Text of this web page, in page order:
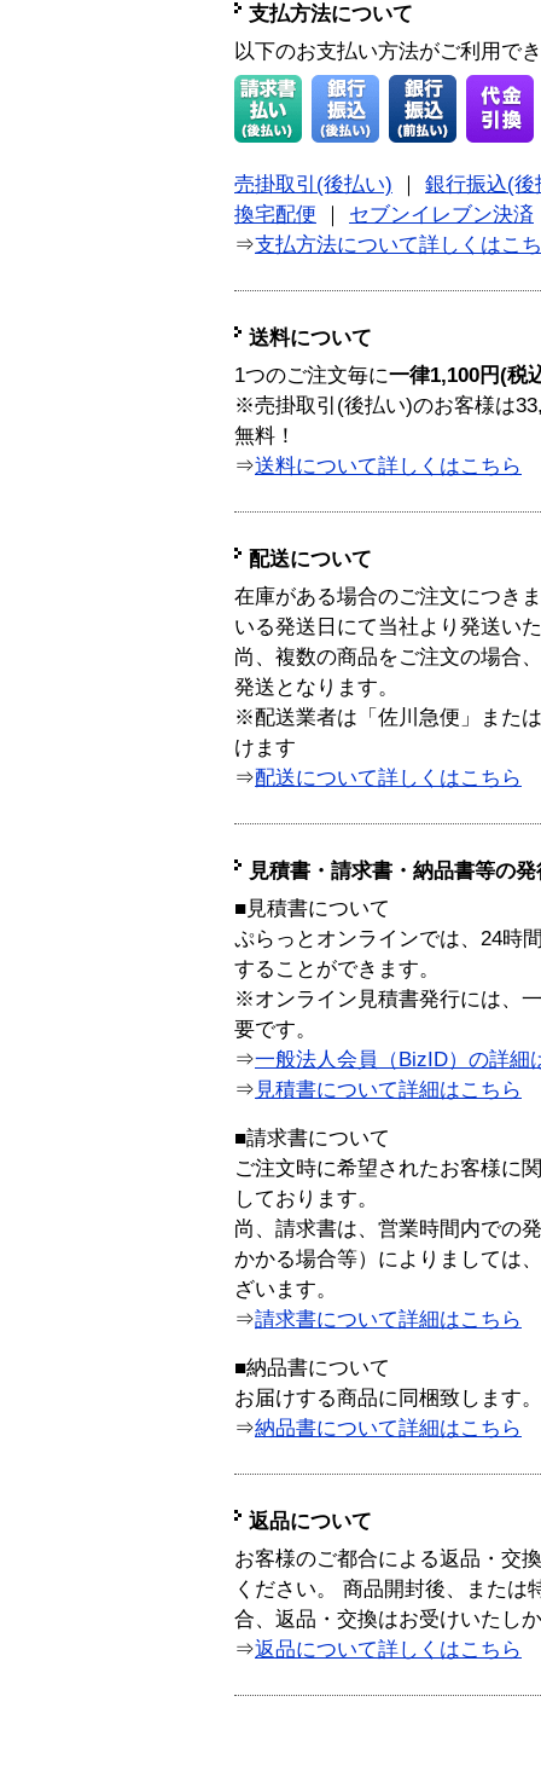
支払方法について
以下のお支払い方法がご利用で
売掛取引(後払い) ｜ 銀行振込(後
換宅配便 ｜ セブンイレブン決済
⇒支払方法について詳しくはこ
送料について
1つのご注文毎に一律1,100円(税
※売掛取引(後払い)のお客様は
無料！
⇒送料について詳しくはこちら
配送について
在庫がある場合のご注文につき
いる発送日にて当社より発送い
尚、複数の商品をご注文の場合
発送となります。
※配送業者は「佐川急便」また
けます
⇒配送について詳しくはこちら
見積書・請求書・納品書等の
■見積書について
ぷらっとオンラインでは、24時
することができます。
※オンライン見積書発行には、
要です。
⇒一般法人会員（BizID）の詳細
⇒ 見積書について詳細はこちら
■請求書について
ご注文時に希望されたお客様に
しております。
尚、請求書は、営業時間内での
かかる場合等）によりましては
ざいます。
⇒請求書について詳細はこちら
■納品書について
お届けする商品に同梱致します。
⇒納品書について詳細はこちら
返品について
お客様のご都合による返品・交
ください。 商品開封後、または
合、返品・交換はお受けいたし
⇒返品について詳しくはこちら